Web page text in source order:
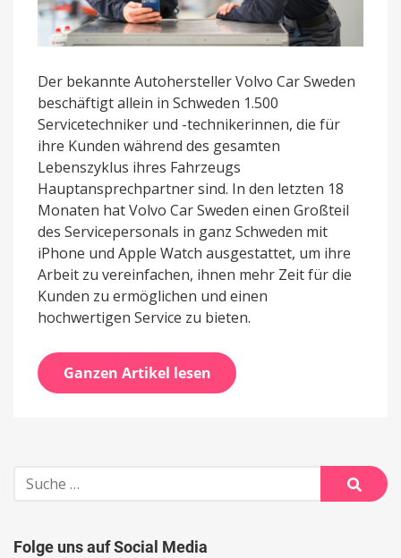
Der bekannte Autohersteller Volvo Car Sweden
beschäftigt allein in Schweden 1.500
Servicetechniker und -technikerinnen, die für
ihre Kunden während des gesamten
Lebenszyklus ihres Fahrzeugs
Hauptansprechpartner sind. In den letzten 18
Monaten hat Volvo Car Sweden einen Großteil
des Servicepersonals in ganz Schweden mit
iPhone und Apple Watch ausgestattet, um ihre
Arbeit zu vereinfachen, ihnen mehr Zeit für die
Kunden zu ermöglichen und einen
hochwertigen Service zu bieten.
Ganzen Artikel lesen
Suche
nach:
Suche
Folge uns auf Social Media